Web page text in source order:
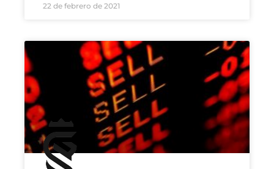
22 de febrero de 2021